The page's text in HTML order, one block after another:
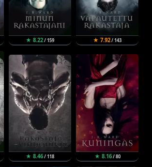
★ 8.22/ 159 ★ 7.92/ 143
★ 8.46/ 118 ★ 8.16/ 80